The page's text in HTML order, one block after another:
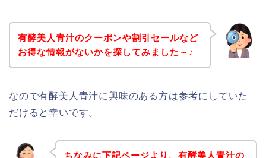
有酵美人青汁のクーポンや割引セールなど
お得な情報がないかを探してみました～♪
なので有酵美人青汁に興味のある方は参考にしていた
だけると幸いです。
ちなみに下記ページより、有酵美人青汁の